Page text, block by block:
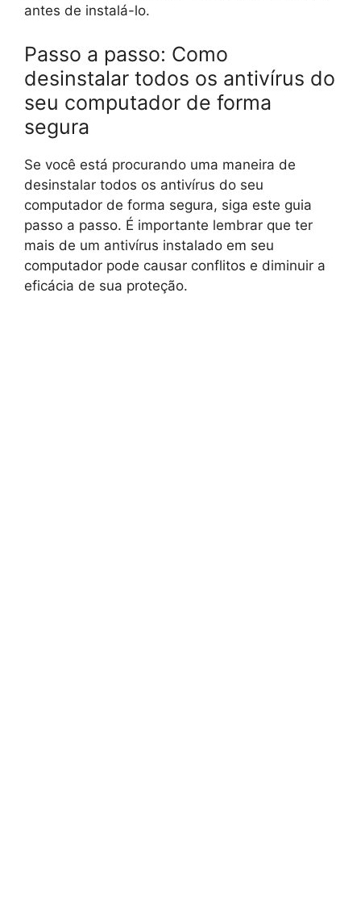
antes de instalá-lo.
Passo a passo: Como
desinstalar todos os antivírus do
seu computador de forma
segura
Se você está procurando uma maneira de
desinstalar todos os antivírus do seu
computador de forma segura, siga este guia
passo a passo. É importante lembrar que ter
mais de um antivírus instalado em seu
computador pode causar conflitos e diminuir a
eficácia de sua proteção.